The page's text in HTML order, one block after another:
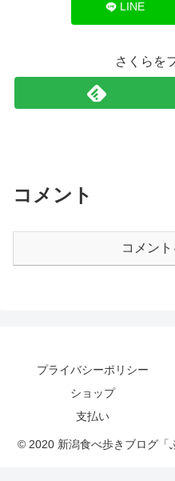
LINE
さくらを
コメント
コメン
プライバシーポリシー
ショップ
支払い
© 2020 新潟食べ歩きブログ「